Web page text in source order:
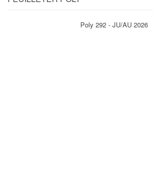
Poly 292 - JU/AU 2026